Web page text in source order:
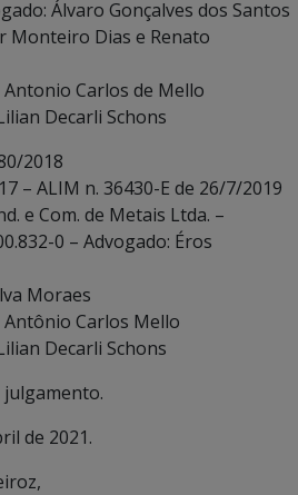
Álvaro Gonçalves dos Santos
Monteiro Dias e Renato
Antonio Carlos de Mello
Decarli Schons
2018
– ALIM n. 36430-E de 26/7/2019
e Com. de Metais Ltda. –
0 – Advogado: Éros
Moraes
Antônio Carlos Mello
Decarli Schons
de 2021.